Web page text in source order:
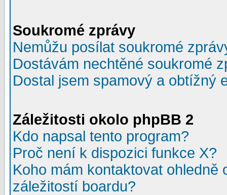
Soukromé zprávy
Nemůžu posílat soukromé
Dostávám nechtěné soukromé
Dostal jsem spamový a obtížný
Záležitosti okolo phpBB 2
Kdo napsal tento program?
Proč není k dispozici funkce X?
Koho mám kontaktovat
záležitostí boardu?